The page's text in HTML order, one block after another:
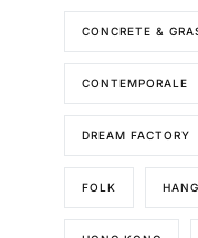
CONCRETE &
CONTEMPORALE
DREAM FACTORY
FOLK